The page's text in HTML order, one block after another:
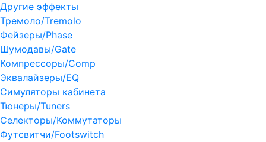
Другие эффекты
Тремоло/Tremolo
Фейзеры/Phase
Шумодавы/Gate
Компрессоры/Comp
Эквалайзеры/EQ
Симуляторы кабинета
Тюнеры/Tuners
Селекторы/Коммутаторы
Футсвитчи/Footswitch